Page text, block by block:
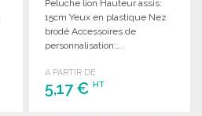
Peluche lion Hauteur assis:
15cm Yeux en plastique Nez
brodé Accessoires de
personnalisation:...
A PARTIR DE
5,17 €HT